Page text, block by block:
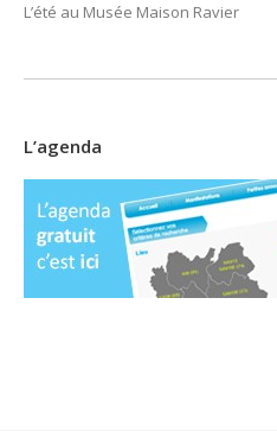
L’été au Musée Maison Ravier
L’agenda